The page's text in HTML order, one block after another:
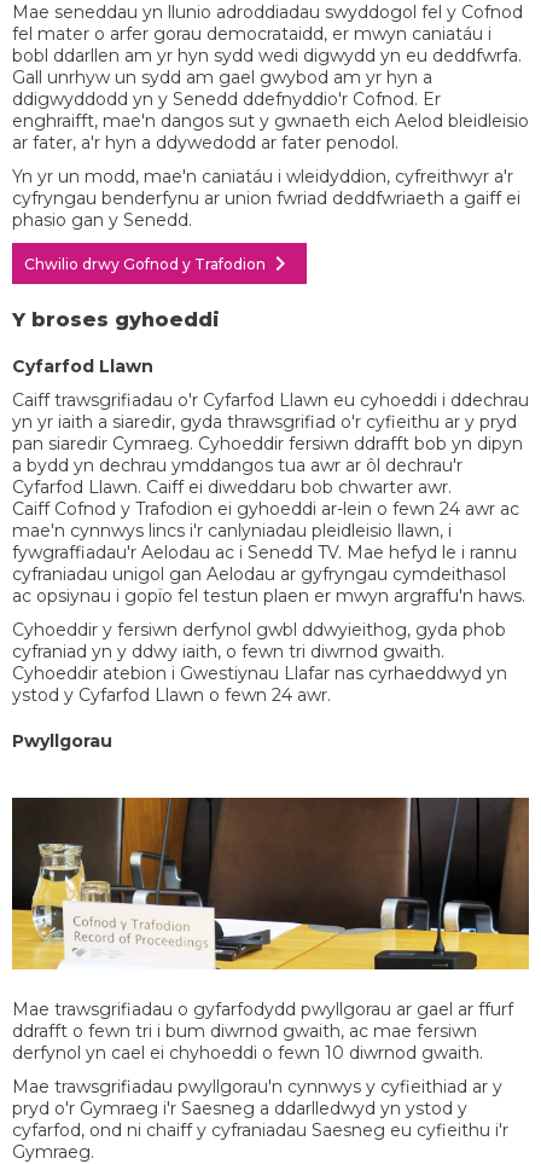
Mae seneddau yn llunio adroddiadau swyddogol fel y Cofnod
fel mater o arfer gorau democrataidd, er mwyn caniatáu i
bobl ddarllen am yr hyn sydd wedi digwydd yn eu deddfwrfa.
Gall unrhyw un sydd am gael gwybod am yr hyn a
ddigwyddodd yn y Senedd ddefnyddio'r Cofnod. Er
enghraifft, mae'n dangos sut y gwnaeth eich Aelod bleidleisio
ar fater, a'r hyn a ddywedodd ar fater penodol.
Yn yr un modd, mae'n caniatáu i wleidyddion, cyfreithwyr a'r
cyfryngau benderfynu ar union fwriad deddfwriaeth a gaiff ei
phasio gan y Senedd.
Chwilio drwy Gofnod y Trafodion chevron_right
Y broses gyhoeddi
Cyfarfod Llawn
Caiff trawsgrifiadau o'r Cyfarfod Llawn eu cyhoeddi i ddechrau
yn yr iaith a siaredir, gyda thrawsgrifiad o'r cyfieithu ar y pryd
pan siaredir Cymraeg. Cyhoeddir fersiwn ddrafft bob yn dipyn
a bydd yn dechrau ymddangos tua awr ar ôl dechrau'r
Cyfarfod Llawn. Caiff ei diweddaru bob chwarter awr.
Caiff Cofnod y Trafodion ei gyhoeddi ar-lein o fewn 24 awr ac
mae'n cynnwys lincs i'r canlyniadau pleidleisio llawn, i
fywgraffiadau'r Aelodau ac i Senedd TV. Mae hefyd le i rannu
cyfraniadau unigol gan Aelodau ar gyfryngau cymdeithasol
ac opsiynau i gopïo fel testun plaen er mwyn argraffu'n haws.
Cyhoeddir y fersiwn derfynol gwbl ddwyieithog, gyda phob
cyfraniad yn y ddwy iaith, o fewn tri diwrnod gwaith.
Cyhoeddir atebion i Gwestiynau Llafar nas cyrhaeddwyd yn
ystod y Cyfarfod Llawn o fewn 24 awr.
Pwyllgorau
Mae trawsgrifiadau o gyfarfodydd pwyllgorau ar gael ar ffurf
ddrafft o fewn tri i bum diwrnod gwaith, ac mae fersiwn
derfynol yn cael ei chyhoeddi o fewn 10 diwrnod gwaith.
Mae trawsgrifiadau pwyllgorau'n cynnwys y cyfieithiad ar y
pryd o'r Gymraeg i'r Saesneg a ddarlledwyd yn ystod y
cyfarfod, ond ni chaiff y cyfraniadau Saesneg eu cyfieithu i'r
Gymraeg.